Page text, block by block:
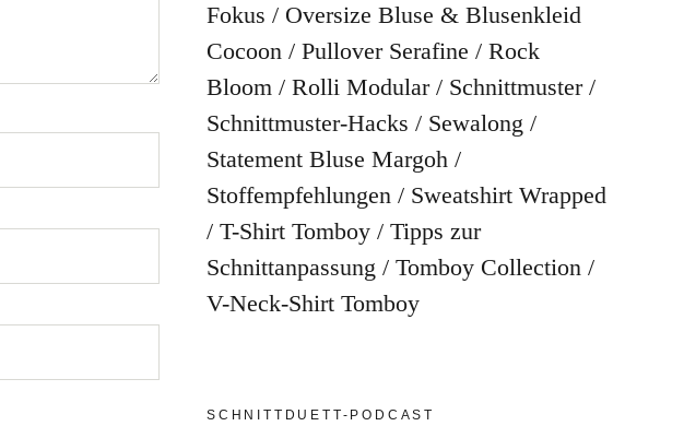
Fokus
Oversize Bluse & Blusenkleid
Cocoon
Pullover Serafine
Rock
Bloom
Rolli Modular
Schnittmuster
Schnittmuster-Hacks
Sewalong
Statement Bluse Margoh
Stoffempfehlungen
Sweatshirt Wrapped
T-Shirt Tomboy
Tipps zur
Schnittanpassung
Tomboy Collection
V-Neck-Shirt Tomboy
SCHNITTDUETT-PODCAST